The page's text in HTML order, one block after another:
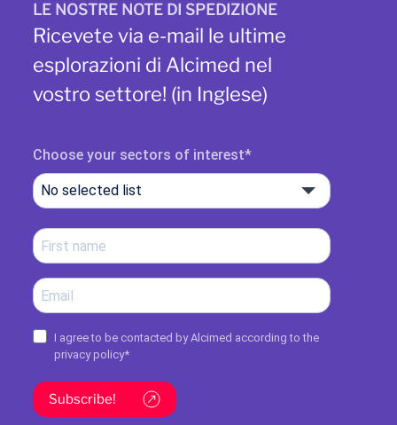
LE NOSTRE NOTE DI SPEDIZIONE
Ricevete via e-mail le ultime
esplorazioni di Alcimed nel
vostro settore! (in Inglese)
Choose your sectors of interest
No selected list
I agree to be contacted by Alcimed according to the
privacy policy*
Subscribe!